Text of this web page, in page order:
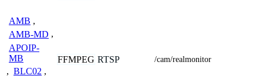
AMB ,
AMB-MD ,
APOIP-
MB
, BLC02 ,
FFMPEG RTSP /cam/realmonitor